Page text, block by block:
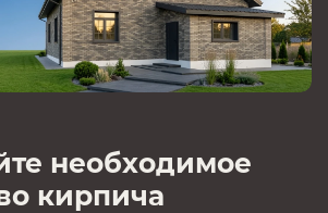
необходимое
кирпича